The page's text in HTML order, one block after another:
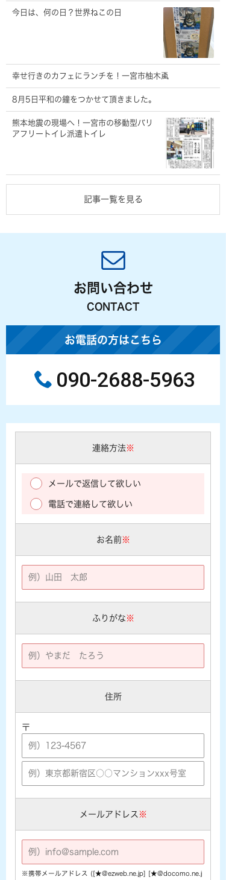
今日は、何の日？世界ねこの日
幸せ行きのカフェにランチを！一宮市柚木颪
8月5日平和の鐘をつかせて頂きました。
熊本地震の現場へ！一宮市の移動型バリ
アフリートイレ派遣トイレ
記事一覧を見る
お問い合わせ
CONTACT
お電話の方はこちら
090-2688-5963
連絡方法※
メールで返信して欲しい
電話で連絡して欲しい
お名前※
ふりがな ※
住所
〒
メールアドレス ※
※携帯メールアドレス ([★@ezweb.ne.jp] [★@docomo.ne.j